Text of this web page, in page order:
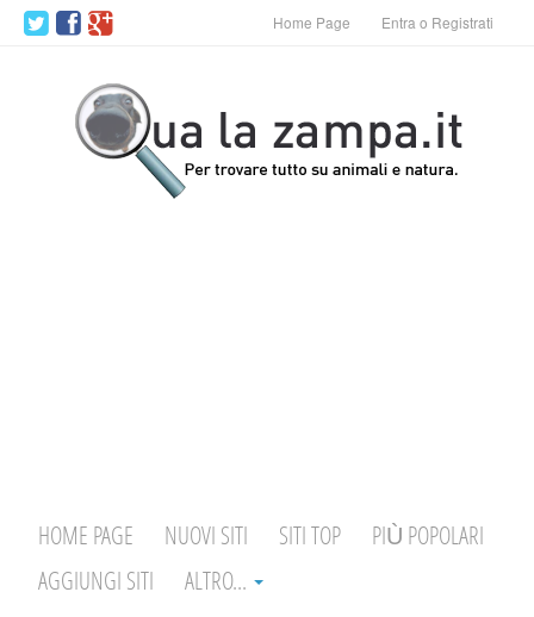
Home Page Entra o Registrati
HOME PAGE NUOVI SITI SITI TOP
PIÙ POPOLARI
AGGIUNGI SITI
ALTRO...